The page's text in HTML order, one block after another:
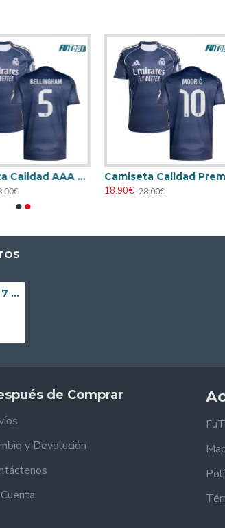
Camiseta Calidad AAA BELLINGHAM 5 Real Madrid Segunda Equipación 2025/26
18.90€ 28.00€
31.00€
23.90€ 31.00€
Camiseta Futbol VINI JR. 7 Real Madrid Visitante 2025/26
de Comprar
y Devolución